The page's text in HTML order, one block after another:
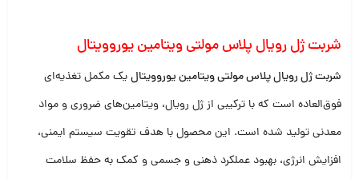
شربت ژل رویال پلاس مولتی ویتامین یوروویتال
شربت ژل رویال پلاس مولتی ویتامین یوروویتالیک مکمل تغذیه‌ای
فوق‌العاده است که با ترکیبی از ژل رویال، ویتامین‌های ضروری و مواد
معدنی تولید شده است. این محصول با هدف تقویت سیستم ایمنی،
افزایش انرژی، بهبود عملکرد ذهنی و جسمی و کمک به حفظ سلامت